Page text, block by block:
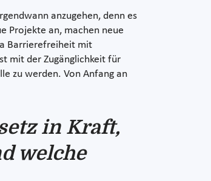
anzugehen, denn es
Projekte an, machen neue
Barrierefreiheit mit
mit der Zugänglichkeit für
zu werden. Von Anfang an
in Kraft,
welche